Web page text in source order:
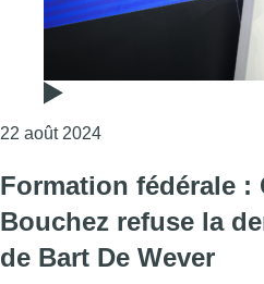
22 août 2024Consulter l'article
Formation fédérale :
Bouchez refuse la
de Bart De Wever